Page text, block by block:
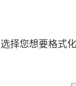
择您想要格式